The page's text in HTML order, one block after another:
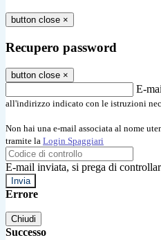
button close ×
Recupero password
button close ×
E-
all'indirizzo indicato con le istruzioni
Non hai una e-mail associata al nome
tramite la Login Spaggiari
E-mail inviata, si prega di
Errore
Chiudi
Successo